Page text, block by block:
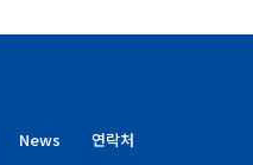
News 연락처